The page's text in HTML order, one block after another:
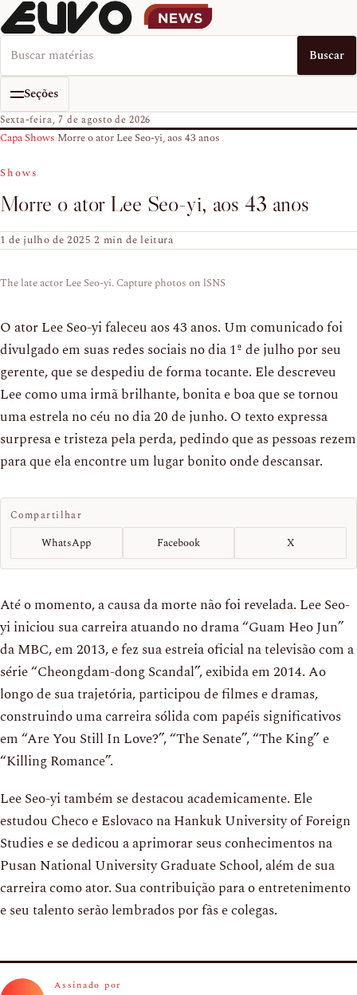
Buscar no EUVO News Buscar
Seções
Sexta-feira, 7 de agosto de 2026
Capa›Shows›Morre o ator Lee Seo-yi, aos 43 anos
Shows
Morre o ator Lee Seo-yi, aos 43 anos
1 de julho de 2025·2 min de leitura
The late actor Lee Seo-yi. Capture photos on lSNS
O ator Lee Seo-yi faleceu aos 43 anos. Um comunicado foi
divulgado em suas redes sociais no dia 1º de julho por seu
gerente, que se despediu de forma tocante. Ele descreveu
Lee como uma irmã brilhante, bonita e boa que se tornou
uma estrela no céu no dia 20 de junho. O texto expressa
surpresa e tristeza pela perda, pedindo que as pessoas rezem
para que ela encontre um lugar bonito onde descansar.
Compartilhar
WhatsApp Facebook X
Até o momento, a causa da morte não foi revelada. Lee Seo-
yi iniciou sua carreira atuando no drama “Guam Heo Jun”
da MBC, em 2013, e fez sua estreia oficial na televisão com a
série “Cheongdam-dong Scandal”, exibida em 2014. Ao
longo de sua trajetória, participou de filmes e dramas,
construindo uma carreira sólida com papéis significativos
em “Are You Still In Love?”, “The Senate”, “The King” e
“Killing Romance”.
Lee Seo-yi também se destacou academicamente. Ele
estudou Checo e Eslovaco na Hankuk University of Foreign
Studies e se dedicou a aprimorar seus conhecimentos na
Pusan National University Graduate School, além de sua
carreira como ator. Sua contribuição para o entretenimento
e seu talento serão lembrados por fãs e colegas.
Assinado por